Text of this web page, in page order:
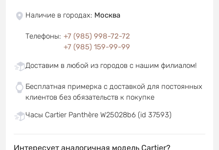
Наличие в городах: Москва
Телефоны: +7 (985) 998-72-72
+7 (985) 159-99-99
Доставим в любой из городов с нашим филиалом!
Бесплатная примерка с доставкой для постоянных
клиентов без обязательств к покупке
Часы Cartier Panthère W25028b6 (id 37593)
Интересует аналогичная модель Cartier?